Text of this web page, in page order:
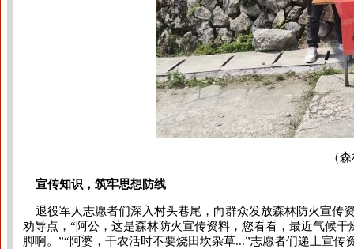
（
宣传知识，筑牢思想防线
退役军人志愿者们深入村头巷尾，向群众发放森林防火宣传
劝导点，“阿公，这是森林防火宣传资料，您看看，最近气候
脚啊。”“阿婆，干农活时不要烧田坎杂草...”志愿者们递上宣